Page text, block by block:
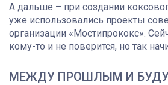
А дальше – при создании
уже использовались проекты
организации «Мостипрококс».
кому-то и не поверится, но так
МЕЖДУ ПРОШЛЫМ И